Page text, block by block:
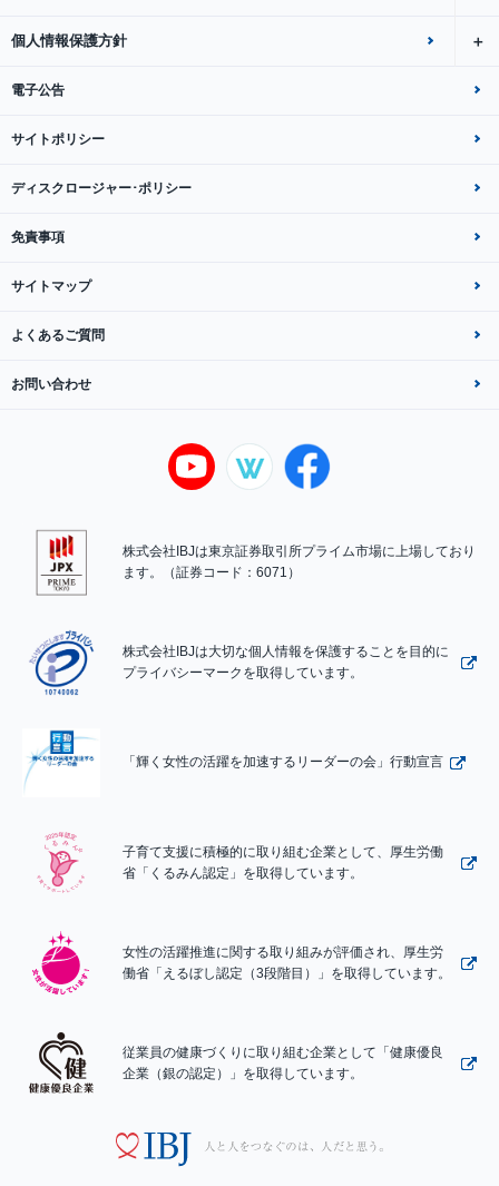
個人情報保護方針
電子公告
サイトポリシー
ディスクロージャー･ポリシー
免責事項
サイトマップ
よくあるご質問
お問い合わせ
株式会社IBJは東京証券取引所プライム市場に上場しており
ます。（証券コード：6071）
株式会社IBJは大切な個人情報を保護することを目的に
プライバシーマークを取得しています。
「輝く女性の活躍を加速するリーダーの会」行動宣言
子育て支援に積極的に取り組む企業として、厚生労働
省「くるみん認定」を取得しています。
女性の活躍推進に関する取り組みが評価され、厚生労
働省「えるぼし認定（3段階目）」を取得しています。
従業員の健康づくりに取り組む企業として「健康優良
企業（銀の認定）」を取得しています。